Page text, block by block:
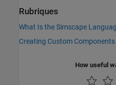
Rubriques
What Is the Simscape
Creating Custom Components
How useful